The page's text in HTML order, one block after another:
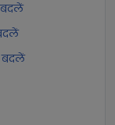
बदलें
बदलें